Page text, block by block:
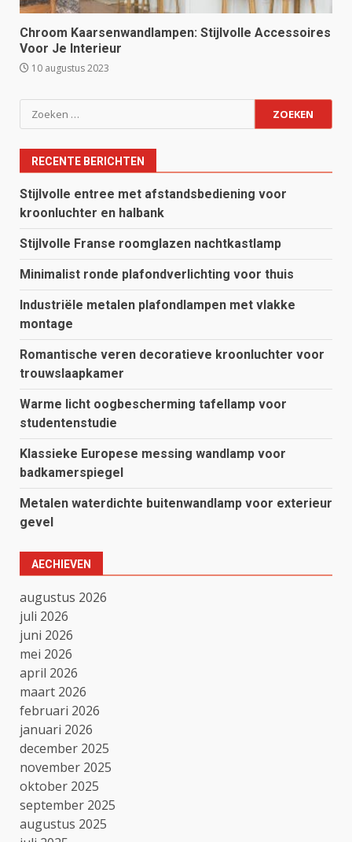
Chroom Kaarsenwandlampen: Stijlvolle Accessoires
Voor Je Interieur
10 augustus 2023
Zoeken
naar:
RECENTE BERICHTEN
Stijlvolle entree met afstandsbediening voor
kroonluchter en halbank
Stijlvolle Franse roomglazen nachtkastlamp
Minimalist ronde plafondverlichting voor thuis
Industriële metalen plafondlampen met vlakke
montage
Romantische veren decoratieve kroonluchter voor
trouwslaapkamer
Warme licht oogbescherming tafellamp voor
studentenstudie
Klassieke Europese messing wandlamp voor
badkamerspiegel
Metalen waterdichte buitenwandlamp voor exterieur
gevel
AECHIEVEN
augustus 2026
juli 2026
juni 2026
mei 2026
april 2026
maart 2026
februari 2026
januari 2026
december 2025
november 2025
oktober 2025
september 2025
augustus 2025